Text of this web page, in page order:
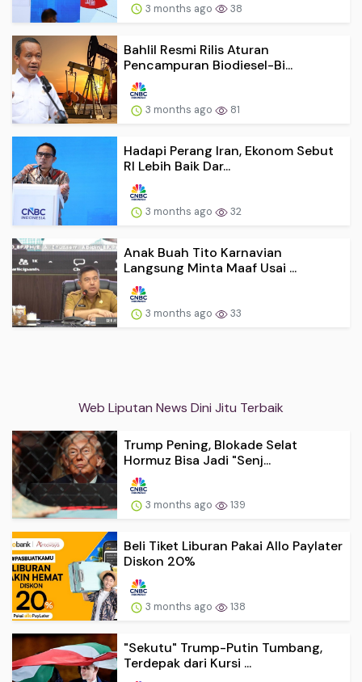
3 months ago 38
Bahlil Resmi Rilis Aturan
Pencampuran Biodiesel-Bi...
3 months ago 81
Hadapi Perang Iran, Ekonom Sebut
RI Lebih Baik Dar...
3 months ago 32
Anak Buah Tito Karnavian
Langsung Minta Maaf Usai ...
3 months ago 33
Web Liputan News Dini Jitu Terbaik
Trump Pening, Blokade Selat
Hormuz Bisa Jadi "Senj...
3 months ago 139
Beli Tiket Liburan Pakai Allo Paylater
Diskon 20%
3 months ago 138
"Sekutu" Trump-Putin Tumbang,
Terdepak dari Kursi ...